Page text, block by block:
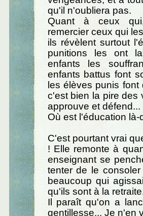
qu'il n'oubliera pas.
Quant à ceux
remercier ceux qui
ils révèlent surtout
punitions les ont
enfants les
enfants battus font
les élèves punis
c'est bien la pire des
approuve et défend...
Où est l'éducation là-
C'est pourtant vrai
! Elle remonte à
enseignant se
tenter de le
beaucoup qui
qu'ils sont à la
Il paraît qu'on a
gentillesse... Je n'en